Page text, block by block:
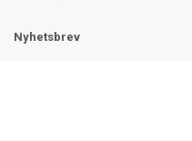
Nyhetsbrev